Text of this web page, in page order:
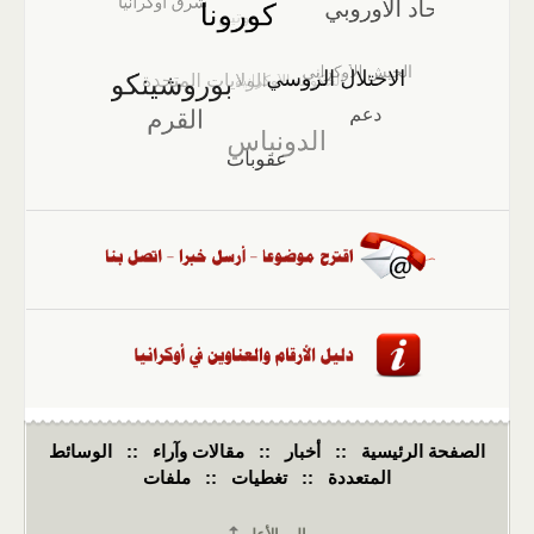
الصفحة الرئيسية :: أخبار :: مقالات وآراء ::
الوسائط
المتعددة
:: تغطيات :: ملفات